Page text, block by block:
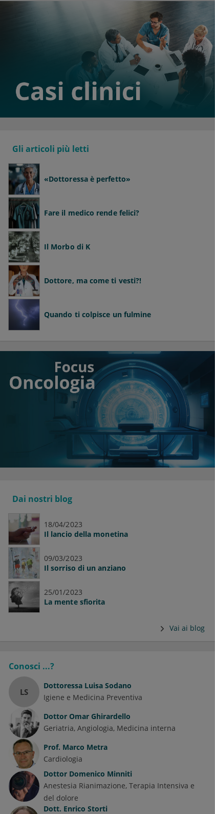
Gli articoli più letti
«Dottoressa è perfetto»
Fare il medico rende felici?
Il Morbo di K
Dottore, ma come ti vesti?!
Quando ti colpisce un fulmine
Dai nostri blog
18/04/2023
Il lancio della monetina
09/03/2023
Il sorriso di un anziano
25/01/2023
La mente sfiorita
Vai ai blog
Conosci ...?
LS
Dottoressa Luisa Sodano
Igiene e Medicina Preventiva
Dottor Omar Ghirardello
Geriatria Angiologia Medicina interna
Prof. Marco Metra
Cardiologia
Dottor Domenico Minniti
Anestesia Rianimazione, Terapia Intensiva e
del dolore
Dott. Enrico Storti